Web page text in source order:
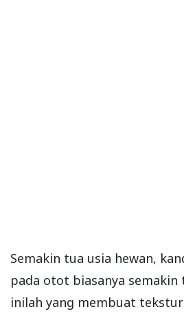
Semakin tua usia hewan,
pada otot biasanya semakin
inilah yang membuat